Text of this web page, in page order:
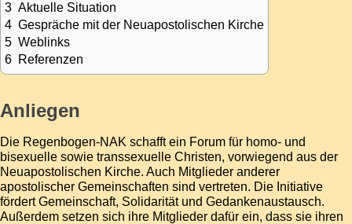
3 Aktuelle Situation
4 Gespräche mit der Neuapostolischen Kirche
5 Weblinks
6 Referenzen
Anliegen
Die Regenbogen-NAK schafft ein Forum für homo- und
bisexuelle sowie transsexuelle Christen, vorwiegend aus der
Neuapostolischen Kirche. Auch Mitglieder anderer
apostolischer Gemeinschaften sind vertreten. Die Initiative
fördert Gemeinschaft, Solidarität und Gedankenaustausch.
Außerdem setzen sich ihre Mitglieder dafür ein, dass sie ihren